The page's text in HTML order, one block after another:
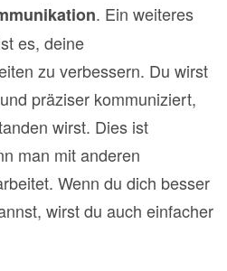
. Ein weiteres
es, deine
zu verbessern. Du wirst
präziser kommuniziert,
wirst. Dies ist
man mit anderen
Wenn du dich besser
wirst du auch einfacher